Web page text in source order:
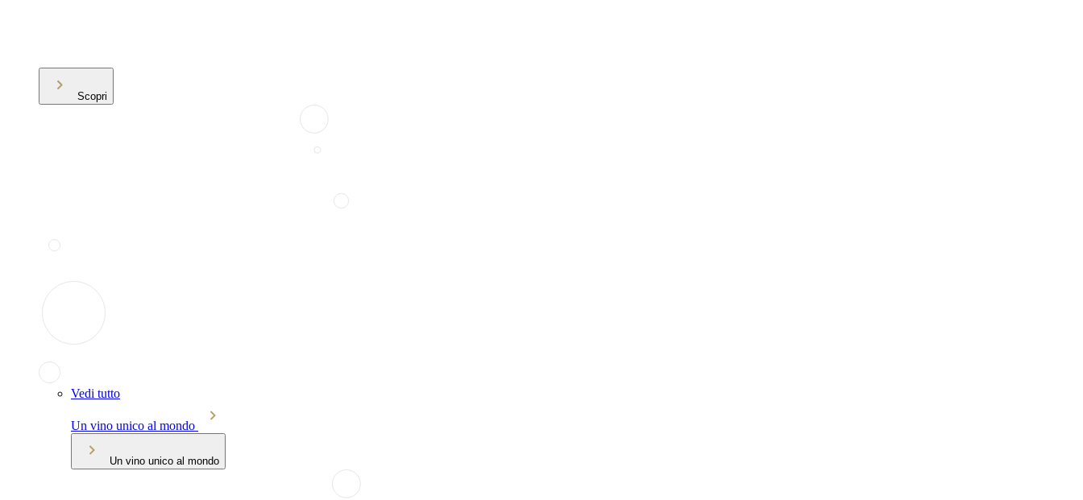
Scopri
Vedi tutto
Un vino unico al mondo
Un vino unico al mondo